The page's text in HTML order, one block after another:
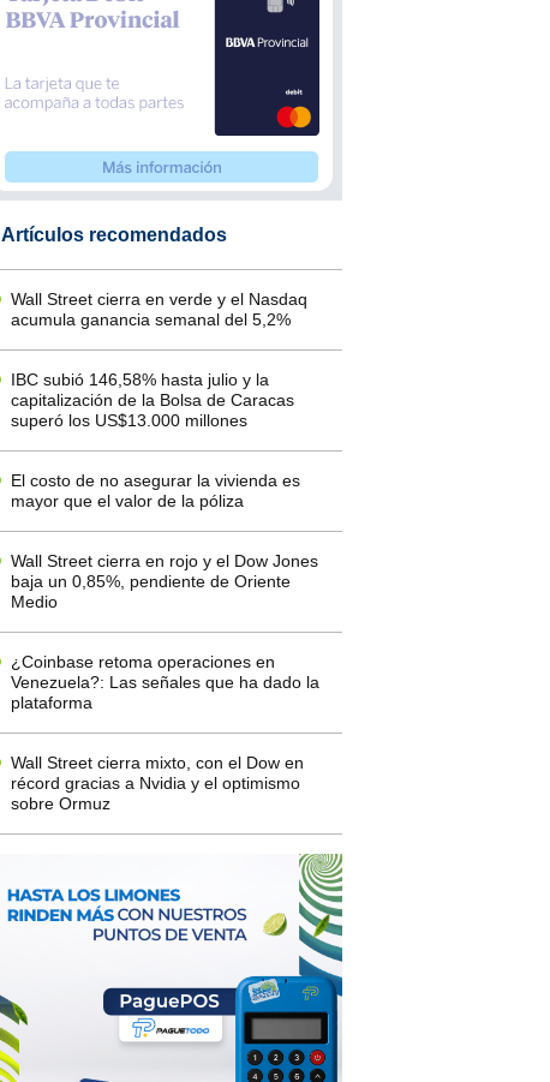
Artículos recomendados
Wall Street cierra en verde y el Nasdaq
acumula ganancia semanal del 5,2%
IBC subió 146,58% hasta julio y la
capitalización de la Bolsa de Caracas
superó los US$13.000 millones
El costo de no asegurar la vivienda es
mayor que el valor de la póliza
Wall Street cierra en rojo y el Dow Jones
baja un 0,85%, pendiente de Oriente
Medio
¿Coinbase retoma operaciones en
Venezuela?: Las señales que ha dado la
plataforma
Wall Street cierra mixto, con el Dow en
récord gracias a Nvidia y el optimismo
sobre Ormuz